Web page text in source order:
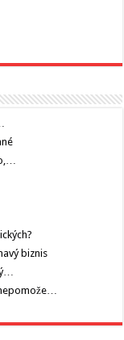
biznis